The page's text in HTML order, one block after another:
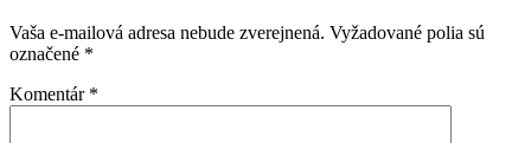
Vaša e-mailová adresa nebude zverejnená. Vyžadované polia sú
označené *
Komentár *